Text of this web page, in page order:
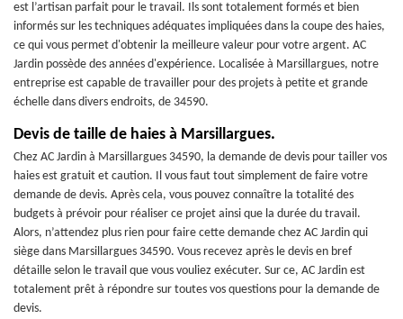
est l’artisan parfait pour le travail. Ils sont totalement formés et bien
informés sur les techniques adéquates impliquées dans la coupe des haies,
ce qui vous permet d'obtenir la meilleure valeur pour votre argent. AC
Jardin possède des années d'expérience. Localisée à Marsillargues, notre
entreprise est capable de travailler pour des projets à petite et grande
échelle dans divers endroits, de 34590.
Devis de taille de haies à Marsillargues.
Chez AC Jardin à Marsillargues 34590, la demande de devis pour tailler vos
haies est gratuit et caution. Il vous faut tout simplement de faire votre
demande de devis. Après cela, vous pouvez connaître la totalité des
budgets à prévoir pour réaliser ce projet ainsi que la durée du travail.
Alors, n’attendez plus rien pour faire cette demande chez AC Jardin qui
siège dans Marsillargues 34590. Vous recevez après le devis en bref
détaille selon le travail que vous vouliez exécuter. Sur ce, AC Jardin est
totalement prêt à répondre sur toutes vos questions pour la demande de
devis.